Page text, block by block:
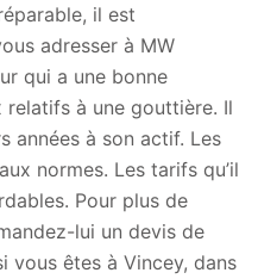
il est
adresser à MW
qui a une bonne
à une gouttière. Il
années à son actif. Les
normes. Les tarifs qu’il
Pour plus de
lui un devis de
vous êtes à Vincey, dans